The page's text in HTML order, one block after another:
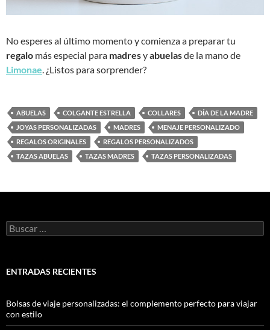
No esperes al último momento y comienza a preparar tu
regalo más especial para madresyabuelasde la mano de
Limonae. ¿Listos para sorprender?
ABUELAS COLGANTE ESTRELLA COLLARES
DÍA DE LA MADRE
JOYAS PERSONALIZADAS
MADRES
MENAJE PERSONALIZADO
REGALOS ORIGINALES
REGALOS PERSONALIZADOS
TAZAS ABUELAS
TAZAS MADRES TAZAS PERSONALIZADAS
ENTRADAS RECIENTES
Bolsas de viaje personalizadas: el complemento perfecto para viajar
con estilo